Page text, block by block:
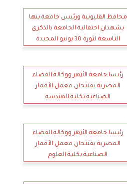
محافظ القليوبية ورئيس جامعة بنها
يشهدان احتفالية الجامعة بالذكرى
التاسعة لثورة 30 يونيو المجيدة
رئيسا جامعة الأزهر ووكالة الفضاء
المصرية يفتتحان معمل الأقمار
الصناعية بكلية الهندسة
رئيسا جامعة الأزهر ووكالة الفضاء
المصرية يفتتحان معمل الأقمار
الصناعية بكلية العلوم